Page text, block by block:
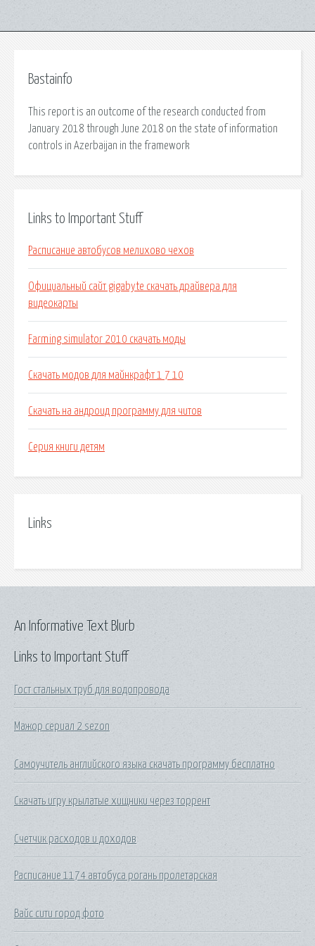
Bastainfo
This report is an outcome of the research conducted from
January 2018 through June 2018 on the state of information
controls in Azerbaijan in the framework
Links to Important Stuff
Расписание автобусов мелихово чехов
Официальный сайт gigabyte скачать драйвера для
видеокарты
Farming simulator 2010 скачать моды
Скачать модов для майнкрафт 1 7 10
Скачать на андроид программу для читов
Серия книги детям
Links
Links to Important Stuff
Гост стальных труб для водопровода
Мажор сериал 2 sezon
Самоучитель английского языка скачать программу бесплатно
Скачать игру крылатые хищники через торрент
Счетчик расходов и доходов
Расписание 1174 автобуса рогань пролетарская
Вайс сити город фото
An Informative Text Blurb